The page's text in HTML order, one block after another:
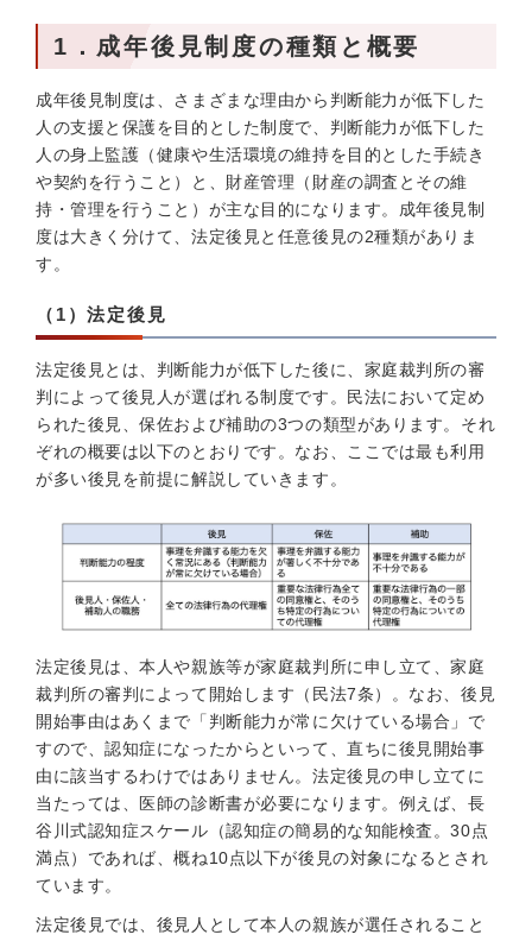
1．成年後見制度の種類と概要
成年後見制度は、さまざまな理由から判断能力が低下した
人の支援と保護を目的とした制度で、判断能力が低下した
人の身上監護（健康や生活環境の維持を目的とした手続き
や契約を行うこと）と、財産管理（財産の調査とその維
持・管理を行うこと）が主な目的になります。成年後見制
度は大きく分けて、法定後見と任意後見の2種類がありま
す。
（1）法定後見
法定後見とは、判断能力が低下した後に、家庭裁判所の審
判によって後見人が選ばれる制度です。民法において定め
られた後見、保佐および補助の3つの類型があります。それ
ぞれの概要は以下のとおりです。なお、ここでは最も利用
が多い後見を前提に解説していきます。
法定後見は、本人や親族等が家庭裁判所に申し立て、家庭
裁判所の審判によって開始します（民法7条）。なお、後見
開始事由はあくまで「判断能力が常に欠けている場合」で
すので、認知症になったからといって、直ちに後見開始事
由に該当するわけではありません。法定後見の申し立てに
当たっては、医師の診断書が必要になります。例えば、長
谷川式認知症スケール（認知症の簡易的な知能検査。30点
満点）であれば、概ね10点以下が後見の対象になるとされ
ています。
法定後見では、後見人として本人の親族が選任されること